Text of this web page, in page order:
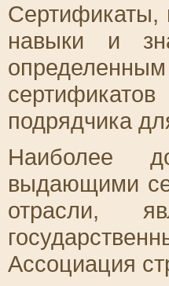
Сертификаты,
навыки и
подрядчика
Наиболее
выдающими
отрасли,
Ассоциация